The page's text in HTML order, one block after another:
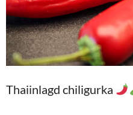
Thaiinlagd chiligurka